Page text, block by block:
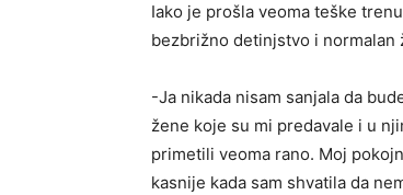
Iako je prošla veoma teške
bezbrižno detinjstvo i normalan
-Ja nikada nisam sanjala da
žene koje su mi predavale i u
primetili veoma rano. Moj
kasnije kada sam shvatila da